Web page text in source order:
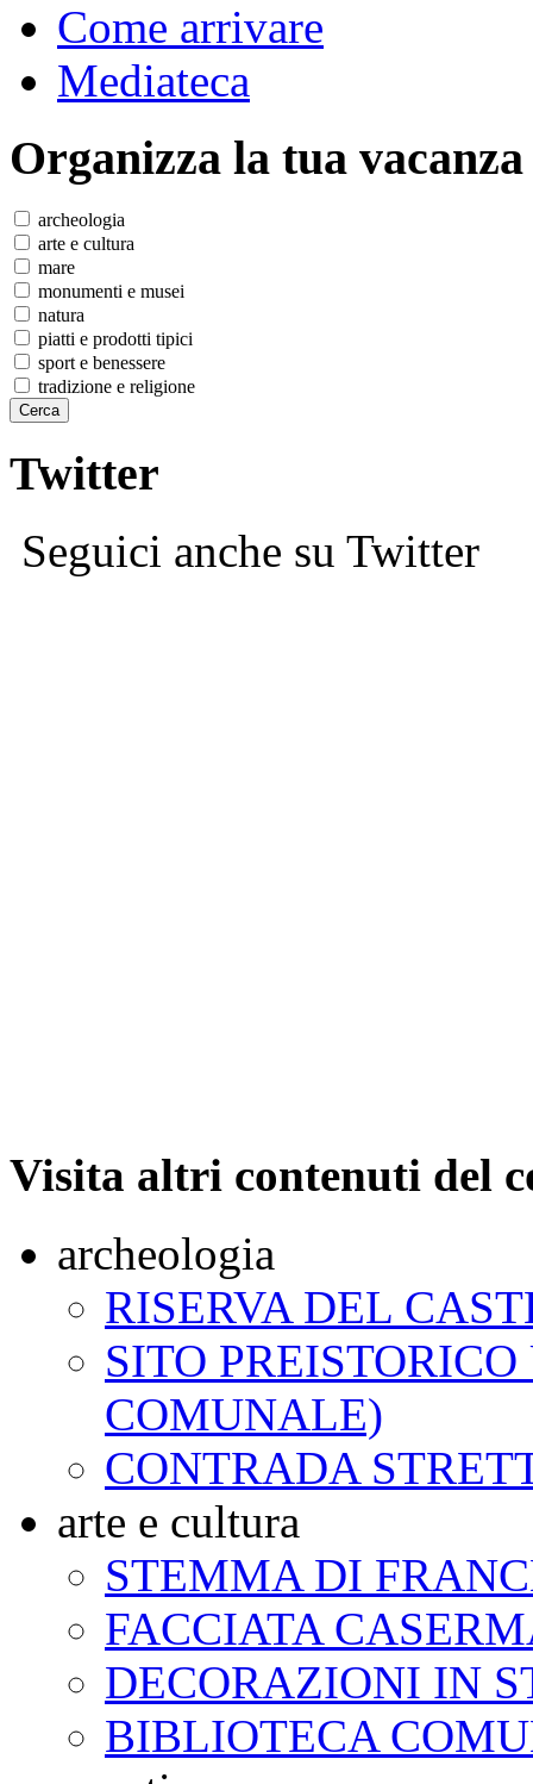
Come arrivare
Mediateca
Organizza la tua vacanza
archeologia
arte e cultura
mare
monumenti e musei
natura
piatti e prodotti tipici
sport e benessere
tradizione e religione
Twitter
Seguici anche su Twitter
Visita altri contenuti del
archeologia
RISERVA DEL
SITO
COMUNALE)
CONTRADA
arte e cultura
STEMMA DI
FACCIATA
DECORAZIONI IN
BIBLIOTECA